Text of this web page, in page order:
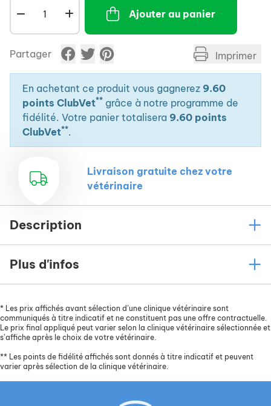
Ajouter au panier
Partager Imprimer
En achetant ce produit vous gagnerez 9.60
points ClubVet** grâce à notre programme de
fidélité. Votre panier totalisera 9.60 points
ClubVet**.
Livraison gratuite chez votre
vétérinaire
Description
Plus d'infos
* Les prix affichés avant sélection d’une clinique vétérinaire sont
communiqués à titre indicatif et ne constituent pas une offre contractuelle.
Le prix final appliqué peut varier selon la clinique vétérinaire sélectionnée et
s’affiche après le choix de votre vétérinaire.
** Les points de fidélité affichés sont donnés à titre indicatif et peuvent
varier après sélection de la clinique vétérinaire.